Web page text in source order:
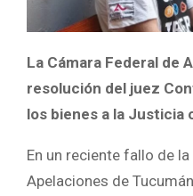
La Cámara Federal de
resolución del juez
los bienes a la Justicia
En un reciente fallo de
Apelaciones de